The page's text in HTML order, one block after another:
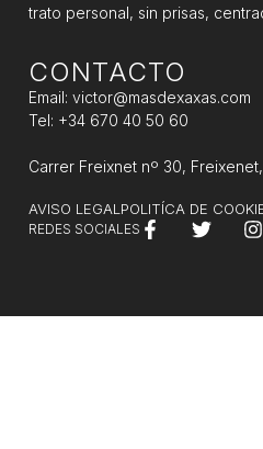
trato personal, sin prisas,
CONTACTO
Email: victor@masdexaxas.com
Tel: +34 670 40 50 60
Carrer Freixnet nº 30,
AVISO LEGAL POLITÍCA DE
REDES SOCIALES